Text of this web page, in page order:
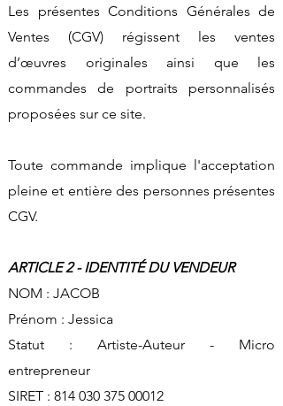
Les présentes Conditions Générales de
Ventes (CGV) régissent les ventes
d’œuvres originales ainsi que les
commandes de portraits personnalisés
proposées sur ce site.
Toute commande implique l'acceptation
pleine et entière des personnes présentes
CGV.
ARTICLE 2 - IDENTITÉ DU VENDEUR​
NOM : JACOB
Prénom : Jessica
Statut : Artiste-Auteur - Micro
entrepreneur
SIRET : 814 030 375 00012